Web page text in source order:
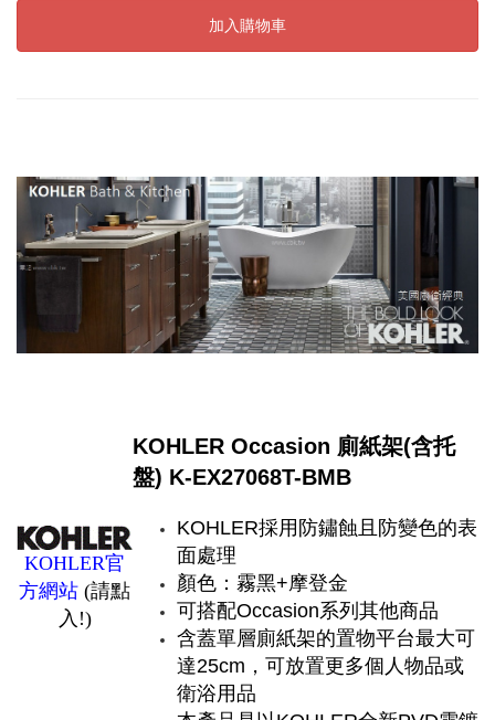
加入購物車
KOHLER官
方網站 (請點
入!)
KOHLER Occasion 廁紙架(含托
盤) K-EX27068T-BMB
KOHLER採用防鏽蝕且防變色的表
面處理
顏色：霧黑+摩登金
可搭配Occasion系列其他商品
含蓋單層廁紙架的置物平台最大可
達25cm，可放置更多個人物品或
衛浴用品